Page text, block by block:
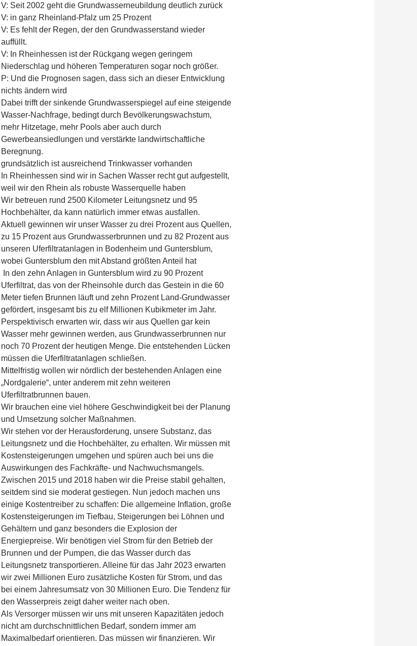
V: Seit 2002 geht die Grundwasserneubildung deutlich zurück
V: in ganz Rheinland-Pfalz um 25 Prozent
V: Es fehlt der Regen, der den Grundwasserstand wieder
auffüllt.
V: In Rheinhessen ist der Rückgang wegen geringem
Niederschlag und höheren Temperaturen sogar noch größer.
P: Und die Prognosen sagen, dass sich an dieser Entwicklung
nichts ändern wird
Dabei trifft der sinkende Grundwasserspiegel auf eine steigende
Wasser-Nachfrage, bedingt durch Bevölkerungswachstum,
mehr Hitzetage, mehr Pools aber auch durch
Gewerbeansiedlungen und verstärkte landwirtschaftliche
Beregnung.
grundsätzlich ist ausreichend Trinkwasser vorhanden
In Rheinhessen sind wir in Sachen Wasser recht gut aufgestellt,
weil wir den Rhein als robuste Wasserquelle haben
Wir betreuen rund 2500 Kilometer Leitungsnetz und 95
Hochbehälter, da kann natürlich immer etwas ausfallen.
Aktuell gewinnen wir unser Wasser zu drei Prozent aus Quellen,
zu 15 Prozent aus Grundwasserbrunnen und zu 82 Prozent aus
unseren Uferfiltratanlagen in Bodenheim und Guntersblum,
wobei Guntersblum den mit Abstand größten Anteil hat
In den zehn Anlagen in Guntersblum wird zu 90 Prozent
Uferfiltrat, das von der Rheinsohle durch das Gestein in die 60
Meter tiefen Brunnen läuft und zehn Prozent Land-Grundwasser
gefördert, insgesamt bis zu elf Millionen Kubikmeter im Jahr.
Perspektivisch erwarten wir, dass wir aus Quellen gar kein
Wasser mehr gewinnen werden, aus Grundwasserbrunnen nur
noch 70 Prozent der heutigen Menge. Die entstehenden Lücken
müssen die Uferfiltratanlagen schließen.
Mittelfristig wollen wir nördlich der bestehenden Anlagen eine
„Nordgalerie“, unter anderem mit zehn weiteren
Uferfiltratbrunnen bauen.
Wir brauchen eine viel höhere Geschwindigkeit bei der Planung
und Umsetzung solcher Maßnahmen.
Wir stehen vor der Herausforderung, unsere Substanz, das
Leitungsnetz und die Hochbehälter, zu erhalten. Wir müssen mit
Kostensteigerungen umgehen und spüren auch bei uns die
Auswirkungen des Fachkräfte- und Nachwuchsmangels.
Zwischen 2015 und 2018 haben wir die Preise stabil gehalten,
seitdem sind sie moderat gestiegen. Nun jedoch machen uns
einige Kostentreiber zu schaffen: Die allgemeine Inflation, große
Kostensteigerungen im Tiefbau, Steigerungen bei Löhnen und
Gehältern und ganz besonders die Explosion der
Energiepreise. Wir benötigen viel Strom für den Betrieb der
Brunnen und der Pumpen, die das Wasser durch das
Leitungsnetz transportieren. Alleine für das Jahr 2023 erwarten
wir zwei Millionen Euro zusätzliche Kosten für Strom, und das
bei einem Jahresumsatz von 30 Millionen Euro. Die Tendenz für
den Wasserpreis zeigt daher weiter nach oben.
Als Versorger müssen wir uns mit unseren Kapazitäten jedoch
nicht am durchschnittlichen Bedarf, sondern immer am
Maximalbedarf orientieren. Das müssen wir finanzieren. Wir